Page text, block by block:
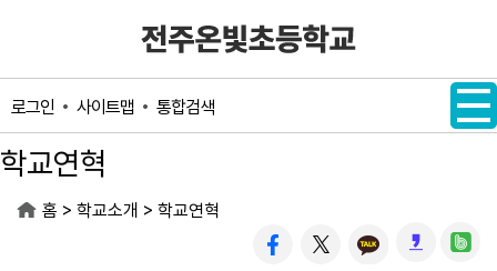
로그인 사이트맵 통합검색
학교연혁
홈 > 학교소개 > 학교연혁